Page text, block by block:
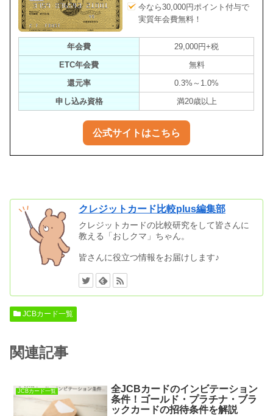
今なら30,000円ポイント付与で
実質年会費無料！
年会費
29,000円+税
ETC年会費
無料
還元率
0.3%～1.0%
申し込み資格
満20歳以上
公式サイトはこちら
クレジットカード比較plus編集部
クレジットカードの比較研究をして皆さんに
教える「おしクマ」ちゃん。
皆さんに役立つ情報をお届けします♪
JCBカード一覧
関連記事
JCBカード一覧
全JCBカードのインビテーション
条件！ゴールド・プラチナ・ブラ
ックカードの招待条件を解説